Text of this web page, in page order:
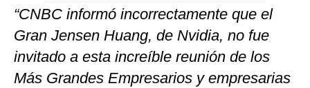
“CNBC informó incorrectamente que el
Gran Jensen Huang, de Nvidia, no fue
invitado a esta increíble reunión de los
Más Grandes Empresarios y empresarias